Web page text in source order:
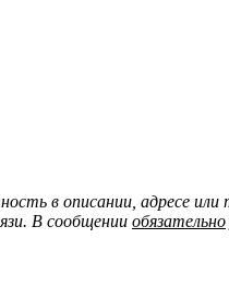
в описании, адресе
В сообщении обязательно